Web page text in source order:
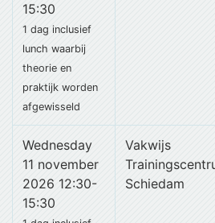
15:30
1 dag inclusief
lunch waarbij
theorie en
praktijk worden
afgewisseld
Wednesday
11 november
2026 12:30-
15:30
Vakwijs
Schiedam